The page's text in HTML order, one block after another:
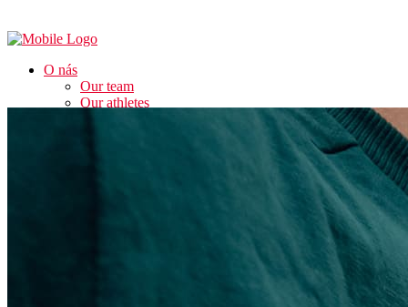
O nás
Our team
Our athletes